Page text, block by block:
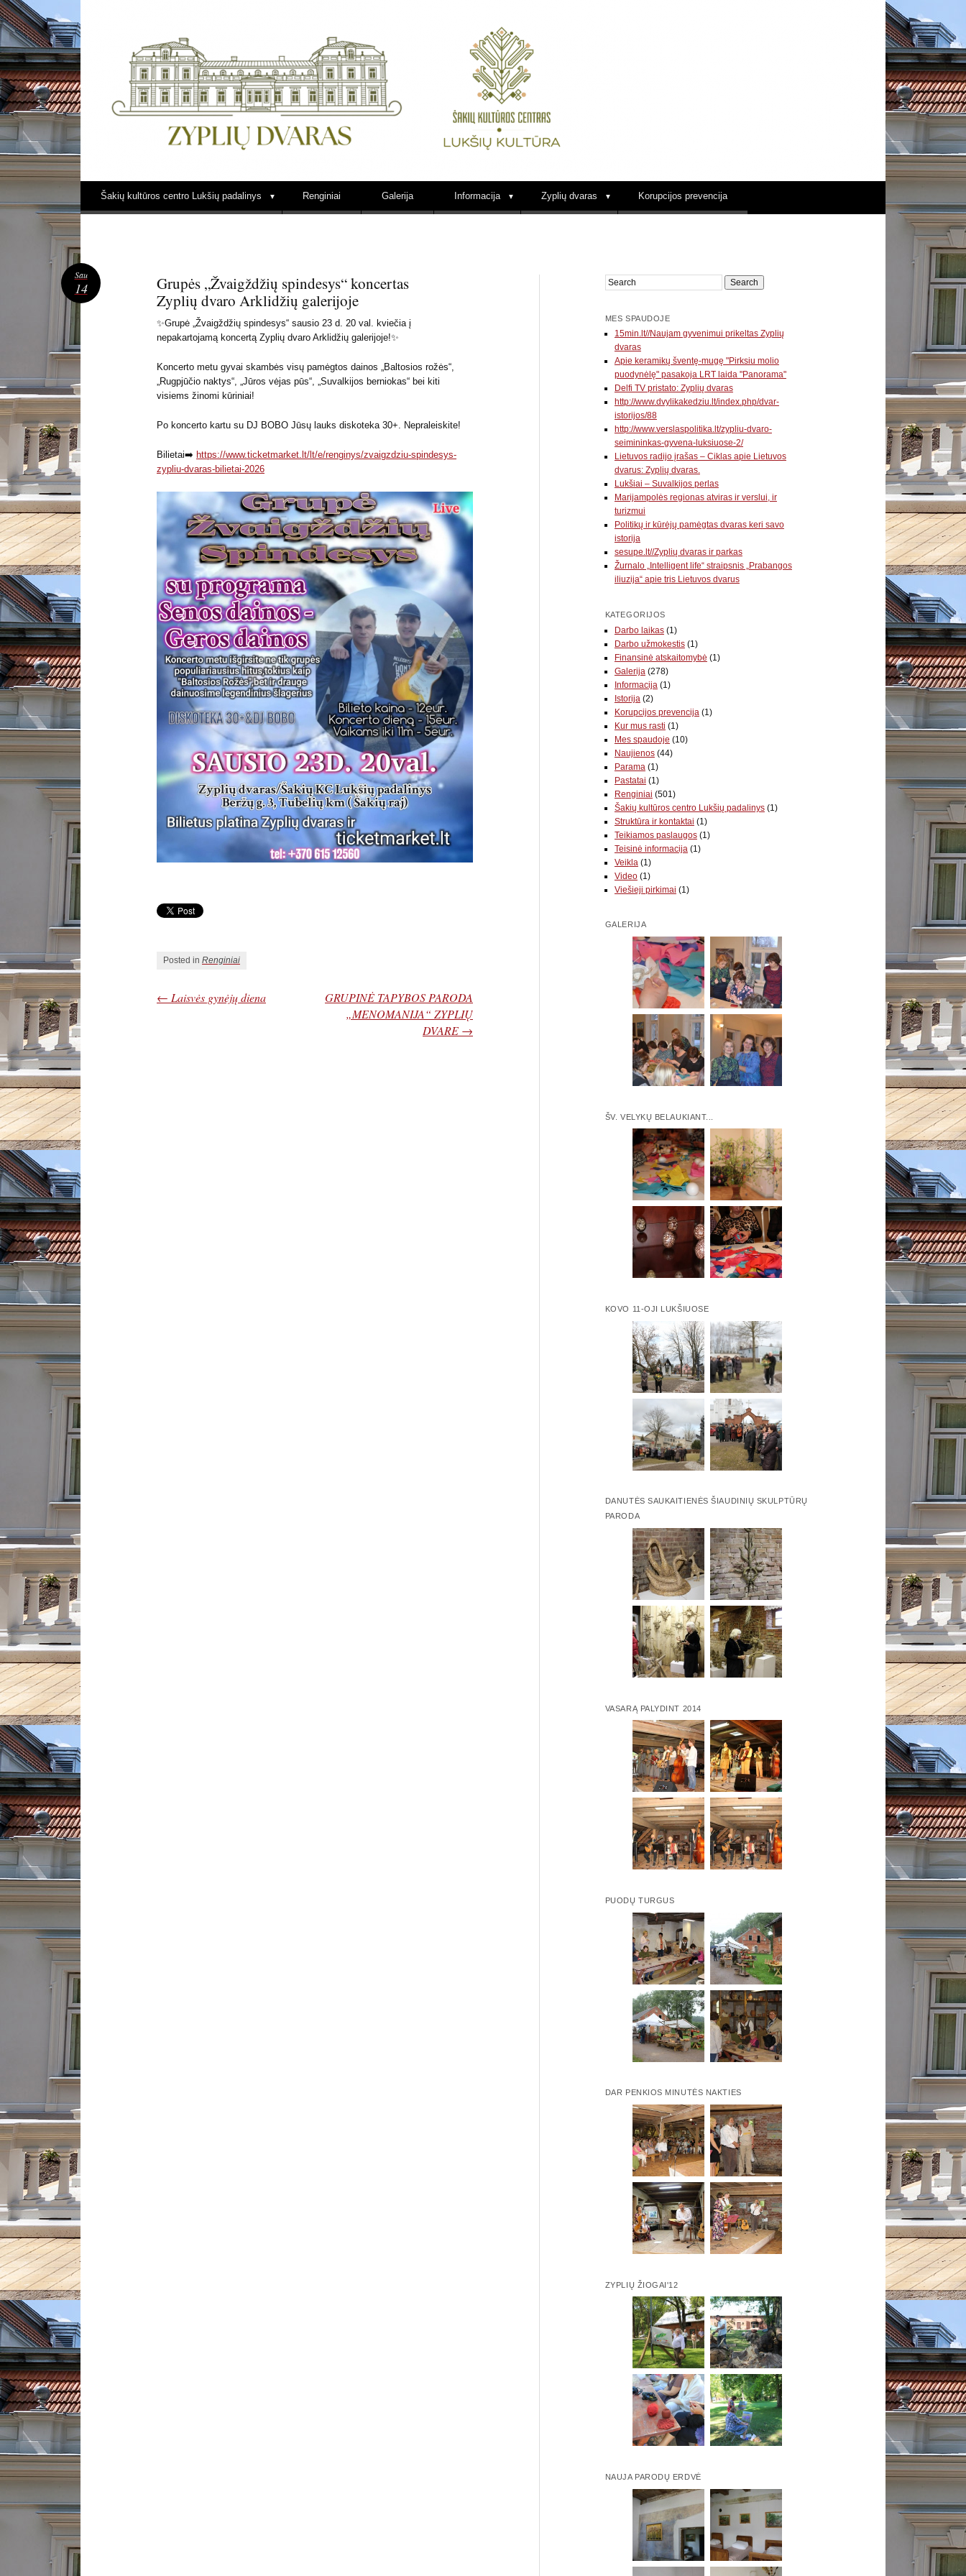
Šakių kultūros centro Lukšių padalinys Renginiai Galerija Informacija Zyplių dvaras Korupcijos prevencija
Grupės „Žvaigždžių spindesys“ koncertas
Zyplių dvaro Arklidžių galerijoje
✨Grupė „Žvaigždžių spindesys“ sausio 23 d. 20 val. kviečia į
nepakartojamą koncertą Zyplių dvaro Arklidžių galerijoje!✨
Koncerto metu gyvai skambės visų pamėgtos dainos „Baltosios rožės“,
„Rugpjūčio naktys“, „Jūros vėjas pūs“, „Suvalkijos berniokas“ bei kiti
visiems žinomi kūriniai!
Po koncerto kartu su DJ BOBO Jūsų lauks diskoteka 30+. Nepraleiskite!
Bilietai➡️ https://www.ticketmarket.lt/lt/e/renginys/zvaigzdziu-spindesys-
zypliu-dvaras-bilietai-2026
Posted in Renginiai
Sau
14
← Laisvės gynėjų diena
GRUPINĖ TAPYBOS PARODA
„MENOMANIJA“ ZYPLIŲ
DVARE →
MES SPAUDOJE
15min.lt//Naujam gyvenimui prikeltas Zyplių
dvaras
Apie keramikų šventę-mugę "Pirksiu molio
puodynėlę" pasakoja LRT laida "Panorama"
Delfi TV pristato: Zyplių dvaras
http://www.dvylikakedziu.lt/index.php/dvar-
istorijos/88
http://www.verslaspolitika.lt/zypliu-dvaro-
seimininkas-gyvena-luksiuose-2/
Lietuvos radijo įrašas – Ciklas apie Lietuvos
dvarus: Zyplių dvaras.
Lukšiai – Suvalkijos perlas
Marijampolės regionas atviras ir verslui, ir
turizmui
Politikų ir kūrėjų pamėgtas dvaras keri savo
istorija
sesupe.lt//Zyplių dvaras ir parkas
Žurnalo „Intelligent life“ straipsnis „Prabangos
iliuzija“ apie tris Lietuvos dvarus
KATEGORIJOS
Darbo laikas(1)
Darbo užmokestis(1)
Finansinė atskaitomybė (1)
Galerija (278)
Informacija (1)
Istorija (2)
Korupcijos prevencija (1)
Kur mus rasti (1)
Mes spaudoje (10)
Naujienos(44)
Parama (1)
Pastatai (1)
Renginiai (501)
Šakių kultūros centro Lukšių padalinys(1)
Struktūra ir kontaktai (1)
Teikiamos paslaugos(1)
Teisinė informacija (1)
Veikla (1)
Video(1)
Viešieji pirkimai (1)
GALERIJA
ŠV. VELYKŲ BELAUKIANT...
KOVO 11-OJI LUKŠIUOSE
DANUTĖS SAUKAITIENĖS ŠIAUDINIŲ SKULPTŪRŲ
PARODA
VASARĄ PALYDINT 2014
PUODŲ TURGUS
DAR PENKIOS MINUTĖS NAKTIES
ZYPLIŲ ŽIOGAI'12
NAUJA PARODŲ ERDVĖ